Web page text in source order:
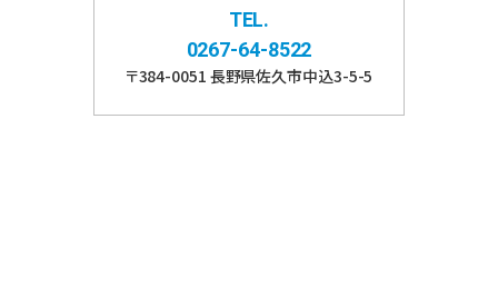
TEL.
0267-64-8522
〒384-0051 長野県佐久市中込3-5-5